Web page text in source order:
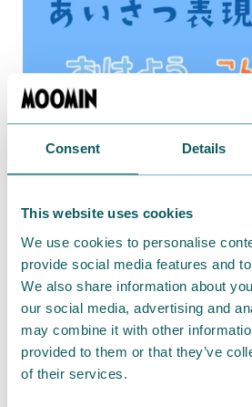
Consent Details
This website uses cookies
We use cookies to personalise
provide social media features and
We also share information about
our social media, advertising and
may combine it with other
provided to them or that they’ve
of their services.